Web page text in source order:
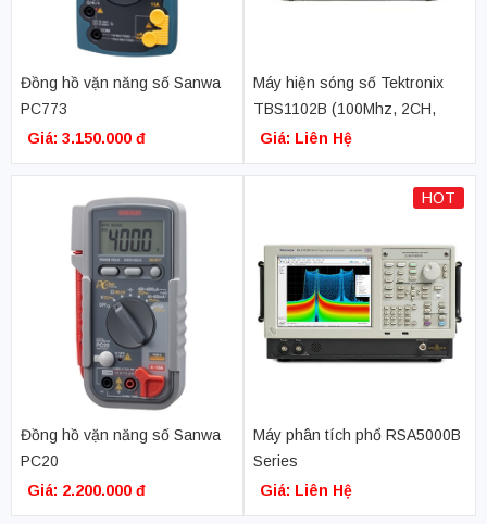
Đồng hồ vặn năng số Sanwa
PC773
Giá: 3.150.000 đ
Máy hiện sóng số Tektronix
TBS1102B (100Mhz, 2CH,
2GS/s)
Giá: Liên Hệ
Đồng hồ vặn năng số Sanwa
PC20
Giá: 2.200.000 đ
Máy phân tích phổ RSA5000B
Series
Giá: Liên Hệ
HOT